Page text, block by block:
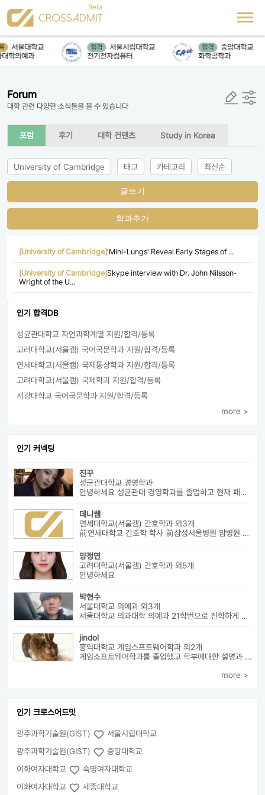
서울대학교
학의예과
합격
서울시립대학교
전기전자컴퓨터
합격
중앙대학교
화학공학과
Forum
대학 관련 다양한 소식들을 볼 수 있습니다
포럼 후기 대학 컨텐츠 Study in Korea
University of Cambridge 태그 카테고리 최신순
글쓰기
학과추가
[University of Cambridge]'Mini-Lungs' Reveal Early Stages of ...
[University of Cambridge]Skype interview with Dr. John Nilsson-
Wright of the U...
인기 합격DB
성균관대학교 자연과학계열 지원/합격/등록
고려대학교(서울캠) 국어국문학과 지원/합격/등록
연세대학교(서울캠) 국제통상학과 지원/합격/등록
고려대학교(서울캠) 국제학과 지원/합격/등록
서강대학교 국어국문학과 지원/합격/등록
more >
인기 커넥팅
진꾸
성균관대학교 경영학과
안녕하세요 성균관대 경영학과를 졸업하고 현재 패션 회사 기획자로 있습니...
데니쌤
연세대학교(서울캠) 간호학과 외3개
前연세대학교 간호학 학사 前삼성서울병원 암병원 수술실 RN 前대치동...
양정연
고려대학교(서울캠) 간호학과 외5개
안녕하세요
박현수
서울대학교 의예과 외3개
서울대학교 의과대학 의예과 21학번으로 진학하게 될 박현수라고 합니다~
jindol
홍익대학교 게임스프트웨어학과 외2개
게임소프트웨어학과를 졸업했고 학부에대한 설명과 진로에대해서 알려드릴수 ...
more >
인기 크로스어드밋
광주과학기술원(GIST)
서울시립대학교
광주과학기술원(GIST)
중앙대학교
이화여자대학교
숙명여자대학교
이화여자대학교
세종대학교